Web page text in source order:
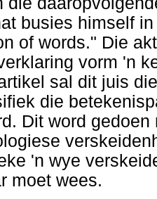
busies himself
of words." Die
vorm 'n
sal dit juis
die
Dit word
'n wye
moet wees.